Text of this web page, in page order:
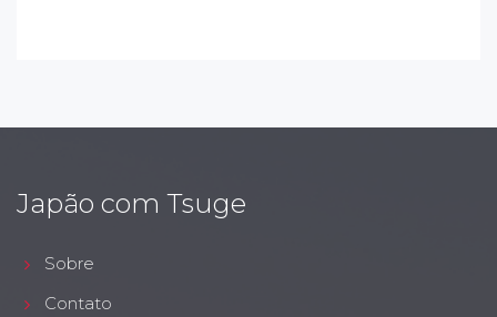
Japão com Tsuge
Sobre
Contato